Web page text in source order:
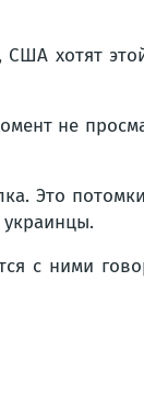
хотят
не
Это
украинцы.
с ними